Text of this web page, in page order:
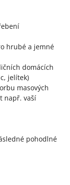
hrubé a jemné
domácích
jelítek)
masových
např. vaší
pohodlné